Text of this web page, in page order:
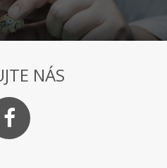
NÁS